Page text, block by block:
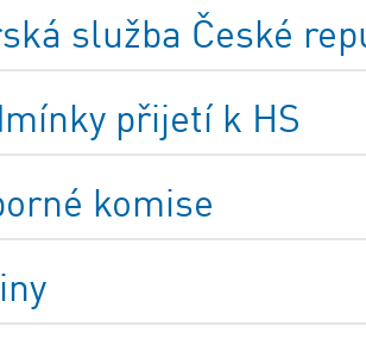
služba České
přijetí k HS
komise